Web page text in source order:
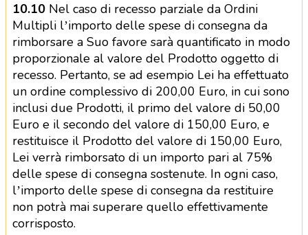
10.10 Nel caso di recesso parziale da Ordini
Multipli l’importo delle spese di consegna da
rimborsare a Suo favore sarà quantificato in modo
proporzionale al valore del Prodotto oggetto di
recesso. Pertanto, se ad esempio Lei ha effettuato
un ordine complessivo di 200,00 Euro, in cui sono
inclusi due Prodotti, il primo del valore di 50,00
Euro e il secondo del valore di 150,00 Euro, e
restituisce il Prodotto del valore di 150,00 Euro,
Lei verrà rimborsato di un importo pari al 75%
delle spese di consegna sostenute. In ogni caso,
l’importo delle spese di consegna da restituire
non potrà mai superare quello effettivamente
corrisposto.